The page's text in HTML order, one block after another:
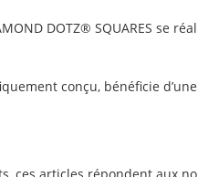
DOTZ® SQUARES se
conçu, bénéficie